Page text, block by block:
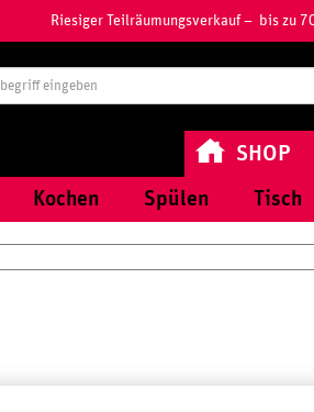
Riesiger Teilräumungsverkauf – bis zu
SHOP
Kochen Spülen Tisch